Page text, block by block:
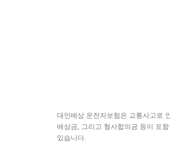
대인배상 운전자보험은 교통사고로
배상금, 그리고 형사합의금 등이 포
있습니다.